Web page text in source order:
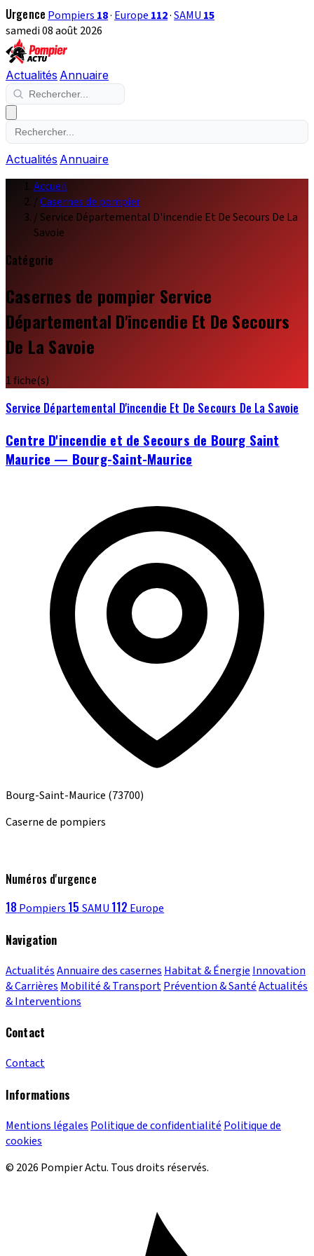
Urgence Pompiers 18· Europe 112·SAMU 15
samedi 08 août 2026
Actualités Annuaire
Actualités Annuaire
Accueil
/Casernes de pompier
/ Service Départemental D'incendie Et De Secours De La
Savoie
Catégorie
Casernes de pompier Service
Départemental D'incendie Et De Secours
De La Savoie
1 fiche(s)
Service Départemental D'incendie Et De Secours De La Savoie
Centre D'incendie et de Secours de Bourg Saint
Maurice — Bourg-Saint-Maurice
Bourg-Saint-Maurice (73700)
Caserne de pompiers
Numéros d'urgence
18 Pompiers 15 SAMU 112 Europe
Navigation
ActualitésAnnuaire des casernes Habitat & Énergie Innovation
& Carrières Mobilité & TransportPrévention & SantéActualités
& Interventions
Contact
Contact
Informations
Mentions légales Politique de confidentialité Politique de
cookies
© 2026 Pompier Actu. Tous droits réservés.